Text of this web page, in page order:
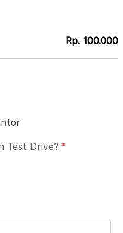
Rp. 100.000
Test Drive? *